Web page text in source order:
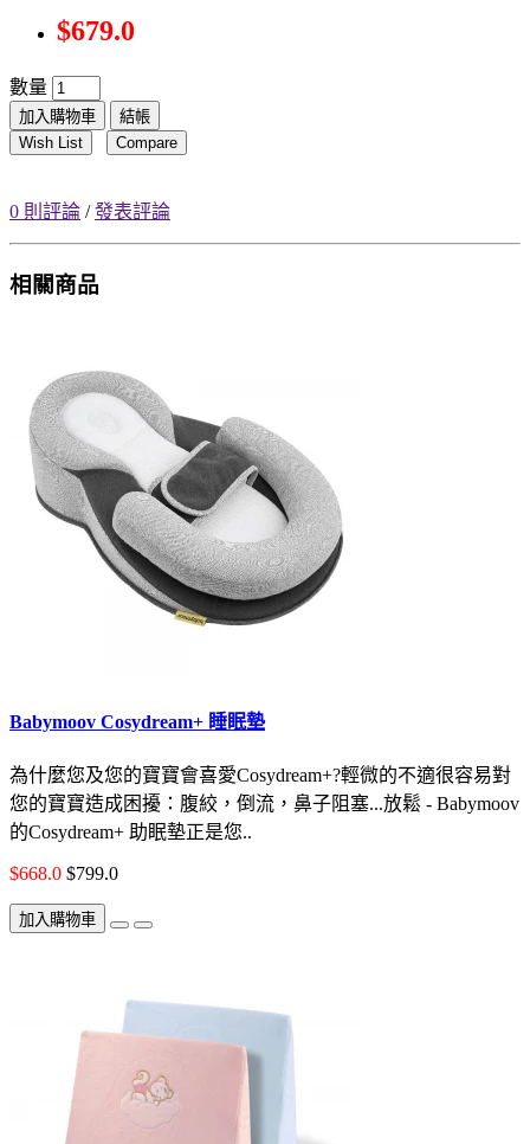
$679.0
數量
加入購物車
結帳
Wish List
Compare
0 則評論 /發表評論
相關商品
Babymoov Cosydream+ 睡眠墊
為什麼您及您的寶寶會喜愛Cosydream+?輕微的不適很容易對
您的寶寶造成困擾：腹絞，倒流，鼻子阻塞...放鬆 - Babymoov
的Cosydream+ 助眠墊正是您..
$668.0 $799.0
加入購物車